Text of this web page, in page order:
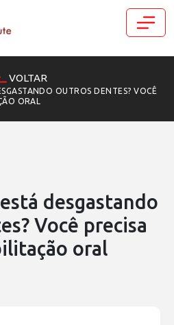
VOLTAR
OUTROS DENTES? VOCÊ
ORAL
desgastando
Você precisa
oral